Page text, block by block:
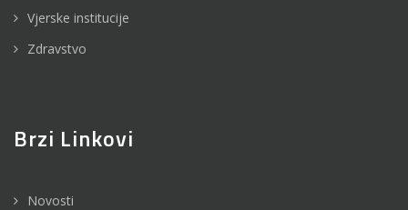
Vjerske institucije
Zdravstvo
Brzi Linkovi
Novosti